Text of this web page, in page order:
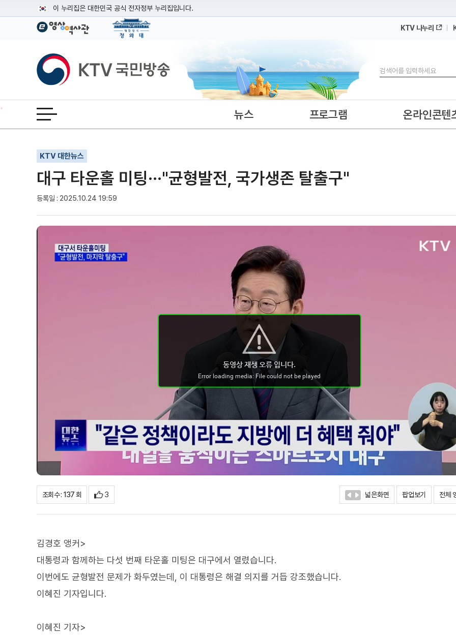
이 누리집은 대한민국 공식 전자정부 누리집입니다.
공식 누리집 주소 확인하기
이밖에 or.kr 또는 .kr등 다른 도메인 주소를 사용하고 있다면 아래 URL에서 도메인 주소를 확인해 보세요
운영중인 공식 누리집보기
KTV 나누리
KTV국민방송
검색
전체메뉴 열기 뉴스 프로그램 온라인콘텐
KTV 대한뉴스
대구 타운홀 미팅···"균형발전, 국가생존 탈출구"
등록일 : 2025.10.24 19:59
기사인쇄
글자확대
글자축소
조회수 : 137 회 3 넓은화면 팝업보기 전체
김경호 앵커>
대통령과 함께하는 다섯 번째 타운홀 미팅은 대구에서 열렸습니다.
이번에도 균형발전 문제가 화두였는데, 이 대통령은 해결 의지를 거듭 강조했습니다.
이혜진 기자입니다.
이혜진 기자>